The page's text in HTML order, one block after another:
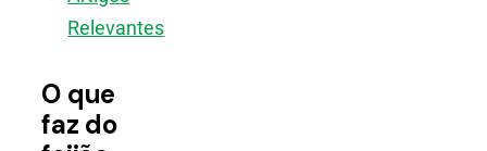
Relevantes
O que
faz do